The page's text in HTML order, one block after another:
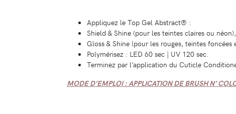
Appliquez le Top Gel Abstract® :
Shield & Shine (pour les teintes claires ou néon),
Gloss & Shine (pour les rouges, teintes foncées
Polymérisez : LED 60 sec | UV 120 sec.
Terminez par l’application du Cuticle
MODE D’EMPLOI : APPLICATION DE BRUSH N’